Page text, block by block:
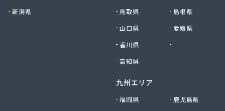
新潟県
鳥取県
島根県
山口県
愛媛県
香川県
高知県
九州エリア
福岡県
鹿児島県